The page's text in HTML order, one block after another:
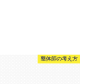
整体師の考え方